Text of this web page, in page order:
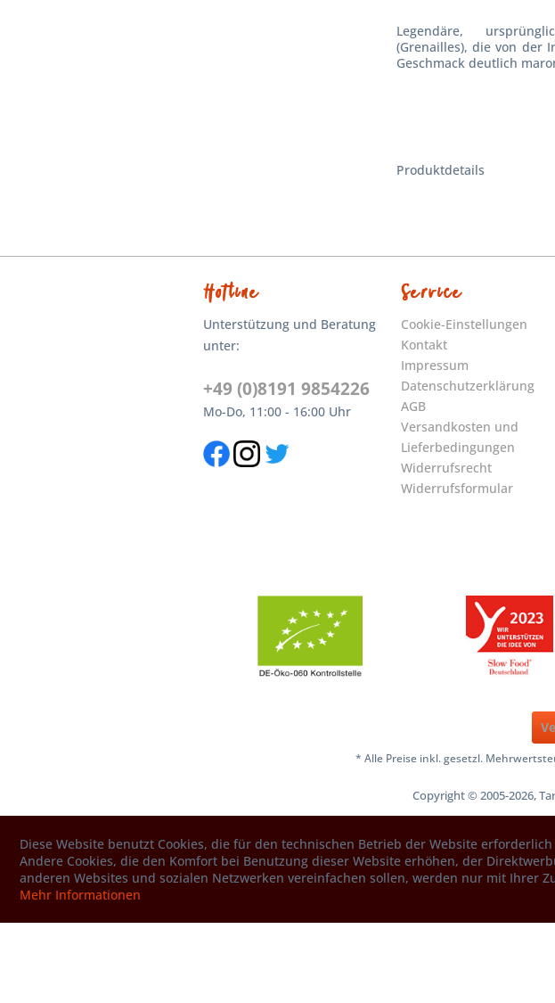
Legendäre,
(Grenailles), die von der
Geschmack deutlich
Produktdetails
Hotline
Unterstützung und Beratung
unter:
+49 (0)8191 9854226
Mo-Do, 11:00 - 16:00 Uhr
Service
Cookie-Einstellungen
Kontakt
Impressum
Datenschutzerklärung
AGB
Versandkosten und
Lieferbedingungen
Widerrufsrecht
Widerrufsformular
* Alle Preise inkl. gesetzl.
Copyright © 2005-2026,
Diese Website benutzt Cookies, die für den technischen Betrieb der Website
Andere Cookies, die den Komfort bei Benutzung dieser Website erhöhen, der
anderen Websites und sozialen Netzwerken vereinfachen sollen, werden nur mit Ihrer
Mehr Informationen